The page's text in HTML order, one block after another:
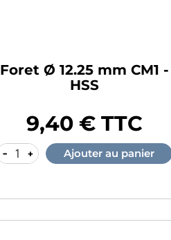
Foret Ø 12.25 mm CM1 -
HSS
9,40 € TTC
- + Ajouter au panier